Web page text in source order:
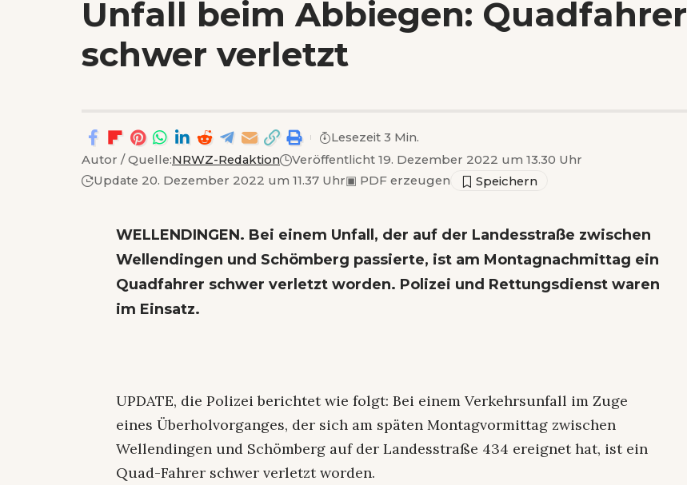
Unfall beim Abbiegen: Quadfahrer
schwer verletzt
Autor / Quelle:NRWZ-Redaktion
Veröffentlicht 19. Dezember 2022 um 13.30 Uhr
Update 20. Dezember 2022 um 11.37 Uhr▣ PDF erzeugen
Lesezeit 3 Min.
WELLENDINGEN. Bei einem Unfall, der auf der Landesstraße zwischen
Wellendingen und Schömberg passierte, ist am Montagnachmittag ein
Quadfahrer schwer verletzt worden. Polizei und Rettungsdienst waren
im Einsatz.
UPDATE, die Polizei berichtet wie folgt: Bei einem Verkehrsunfall im Zuge
eines Überholvorganges, der sich am späten Montagvormittag zwischen
Wellendingen und Schömberg auf der Landesstraße 434 ereignet hat, ist ein
Quad-Fahrer schwer verletzt worden.